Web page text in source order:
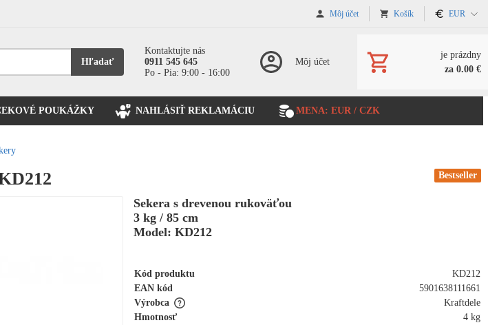
Môj účet Košík EUR
Hľadať
Kontaktujte nás
0911 545 645
Po - Pia: 9:00 - 16:00
Môj účet
je prázdny
za 0.00 €
POUKÁŽKY NAHLÁSIŤ REKLAMÁCIU MENA: EUR / CZK
Bestseller
Sekera s drevenou rukoväťou
3 kg / 85 cm
Model: KD212
Kód produktu
KD212
EAN kód
5901638111661
Výrobca
Kraftdele
Hmotnosť
4 kg